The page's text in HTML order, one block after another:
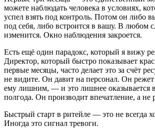
можете наблюдать человека в условиях,
успел взять под контроль. Потом он либо
под себя, либо встроится в вашу. В любом
изменится. Окно наблюдения закроется.
Есть ещё один парадокс, который я вижу
Директор, который быстро показывает
первые месяцы, часто делает это за счёт
не видите. Он давит на персонал. Он режет
ему лишним, — и это лишнее оказывается
полгода. Он производит впечатление, а не
Быстрый старт в ритейле — это не всегда
Иногда это сигнал тревоги.